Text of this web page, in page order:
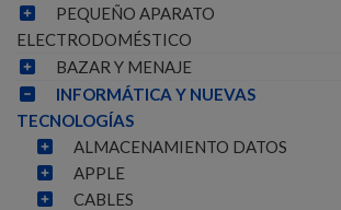
PEQUEÑO APARATO
ELECTRODOMÉSTICO
BAZAR Y MENAJE
INFORMÁTICA Y NUEVAS
TECNOLOGÍAS
ALMACENAMIENTO DATOS
APPLE
CABLES